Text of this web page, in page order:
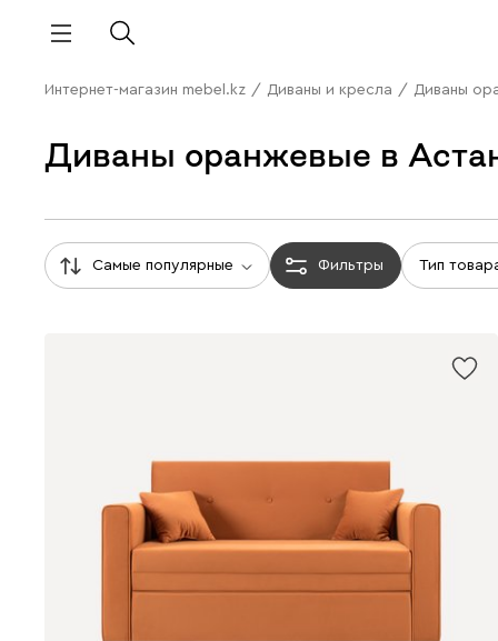
Интернет-магазин mebel.kz / Диваны и кресла / Диваны
Диваны оранжевые в
Самые популярные Фильтры Тип